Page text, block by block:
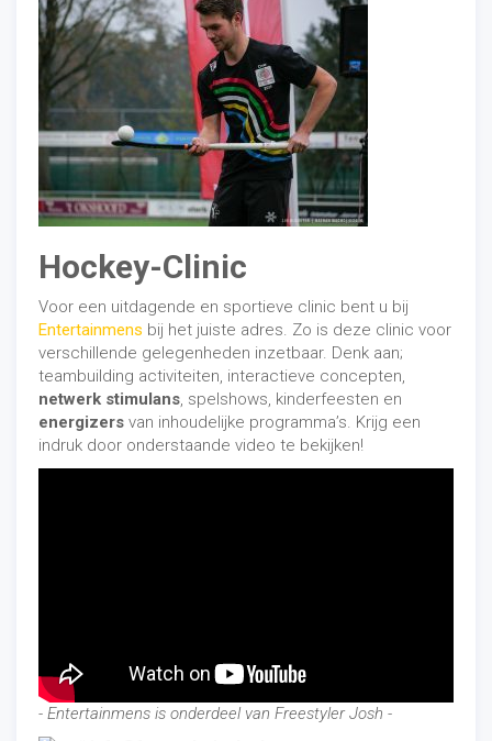
Hockey-Clinic
Voor een uitdagende en sportieve clinic bent u bij
Entertainmens bij het juiste adres. Zo is deze clinic voor
verschillende gelegenheden inzetbaar. Denk aan;
teambuilding activiteiten, interactieve concepten,
netwerk stimulans, spelshows, kinderfeesten en
energizers van inhoudelijke programma’s. Krijg een
indruk door onderstaande video te bekijken!
- Entertainmens is onderdeel van Freestyler Josh -